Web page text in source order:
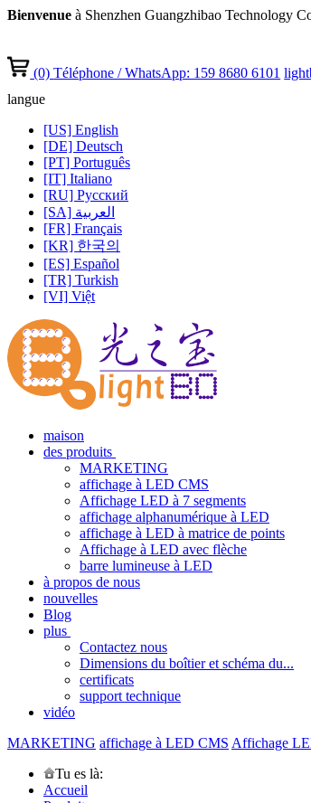
Bienvenue à Shenzhen Guangzhibao Technology
(0)Téléphone / WhatsApp: 159 8680 6101
langue
[US] English
[DE] Deutsch
[PT] Português
[IT] Italiano
[RU] Pусский
[SA] العربية
[FR] Français
[KR] 한국의
[ES] Español
[TR] Turkish
[VI] Việt
maison
des produits
MARKETING
affichage à LED CMS
Affichage LED à 7 segments
affichage alphanumérique à LED
affichage à LED à matrice de points
Affichage à LED avec flèche
barre lumineuse à LED
à propos de nous
nouvelles
Blog
plus
Contactez nous
Dimensions du boîtier et schéma du...
certificats
support technique
vidéo
MARKETING affichage à LED CMS Affichage
Tu es là:
Accueil